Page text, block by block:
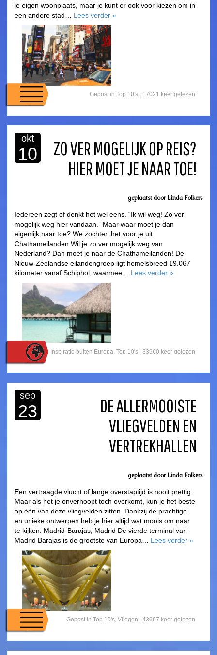
je eigen woonplaats, maar je kunt er ook voor kiezen om in
een andere stad… Lees verder »
Gepost in Top 10's | 17021 keer gelezen
okt
10
ZO VER MOGELIJK OP REIS?
HIER MOET JE NAAR TOE!
geplaatst doorLinda Folkers
Iedereen zegt of denkt het wel eens. “Ik wil weg! Zo ver
mogelijk weg hier vandaan.” Maar waar moet je dan
eigenlijk naar toe? We zochten het voor je uit.
Chathameilanden Wil je zo ver mogelijk weg van
Nederland? Dan moet je naar de Chathameilanden! De
Nieuw-Zeelandse eilandengroep ligt hemelsbreed 19.067
kilometer vanaf Schiphol, waarmee… Lees verder »
Gepost in Inspiratie buiten Europa, Top 10's | 33960 keer gelezen
sep
23
DE ALLERMOOISTE
VLIEGVELDEN EN
VERTREKHALLEN
geplaatst doorLinda Folkers
Een vertraagde vlucht of lange overstaptijd is nooit prettig.
Maar als het je onverhoopt toch overkomt, kun je het beste
op één van deze vliegvelden zitten. Dankzij de prachtige
en unieke ontwerpen heb je hier altijd wat moois om naar
te kijken. Madrid-Barajas, Madrid De vierde terminal van
Madrid Barajas is de grootste van Europa… Lees verder »
Gepost in Top 10's, Vliegen | 43697 keer gelezen